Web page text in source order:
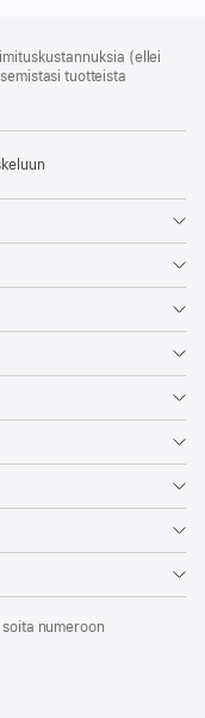
(ellei
tuotteista
soita numeroon